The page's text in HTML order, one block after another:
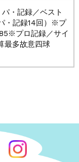
・記録／ベスト
・記録14回）※プ
プロ記録／サイ
最多故意四球